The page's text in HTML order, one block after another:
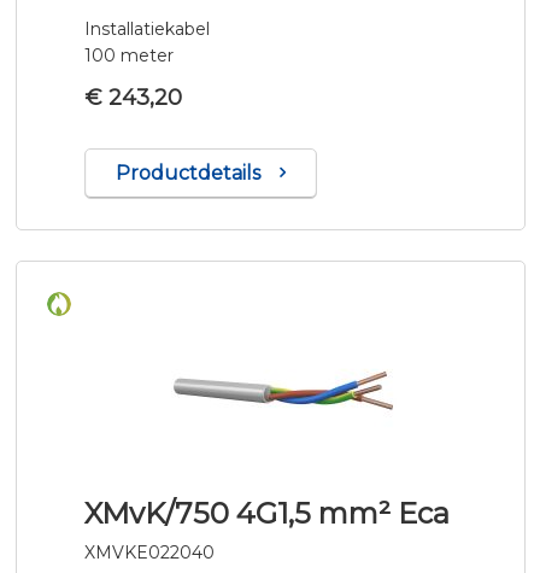
Installatiekabel
100 meter
€ 243,20
Productdetails
XMvK/750 4G1,5 mm² Eca
XMVKE022040